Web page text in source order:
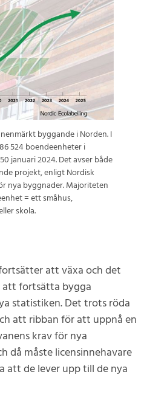
byggande i Norden. I
524 boendeenheter i
januari 2024. Det avser både
projekt, enligt Nordisk
nya byggnader. Majoriteten
= ett småhus,
skola.
att växa och det
fortsätta bygga
statistiken. Det trots röda
att ribban för att uppnå en
krav för nya
då måste licensinnehavare
att de lever upp till de nya